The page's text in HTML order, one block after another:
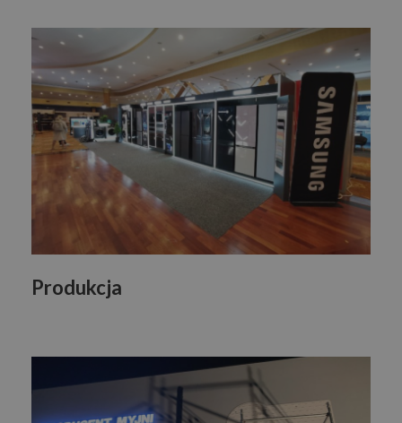
Produkcja